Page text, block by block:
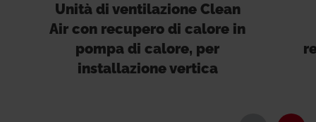
Unità di ventilazione Clean
Air con recupero di calore in
pompa di calore, per
installazione vertica